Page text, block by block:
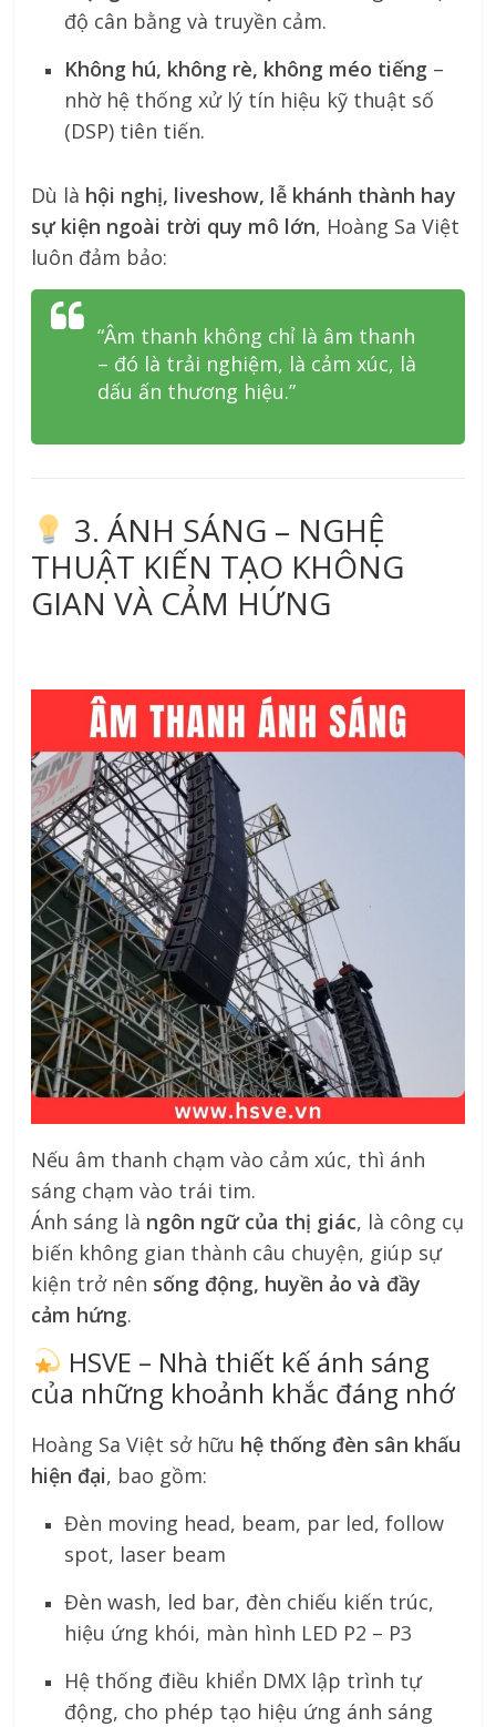
độ cân bằng và truyền cảm.
Không hú, không rè, không méo tiếng –
nhờ hệ thống xử lý tín hiệu kỹ thuật số
(DSP) tiên tiến.
Dù là hội nghị, liveshow, lễ khánh thành hay
sự kiện ngoài trời quy mô lớn, Hoàng Sa Việt
luôn đảm bảo:
“Âm thanh không chỉ là âm thanh
– đó là trải nghiệm, là cảm xúc, là
dấu ấn thương hiệu.”
3. ÁNH SÁNG – NGHỆ
THUẬT KIẾN TẠO KHÔNG
GIAN VÀ CẢM HỨNG
Nếu âm thanh chạm vào cảm xúc, thì ánh
sáng chạm vào trái tim.
Ánh sáng là ngôn ngữ của thị giác, là công cụ
biến không gian thành câu chuyện, giúp sự
kiện trở nên sống động, huyền ảo và đầy
cảm hứng.
HSVE – Nhà thiết kế ánh sáng
của những khoảnh khắc đáng nhớ
Hoàng Sa Việt sở hữu hệ thống đèn sân khấu
hiện đại, bao gồm:
Đèn moving head, beam, par led, follow
spot, laser beam
Đèn wash, led bar, đèn chiếu kiến trúc,
hiệu ứng khói, màn hình LED P2 – P3
Hệ thống điều khiển DMX lập trình tự
động, cho phép tạo hiệu ứng ánh sáng